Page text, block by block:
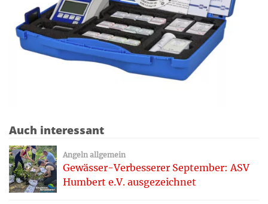
Auch interessant
Angeln allgemein
Gewässer-Verbesserer September: ASV
Humbert e.V. ausgezeichnet